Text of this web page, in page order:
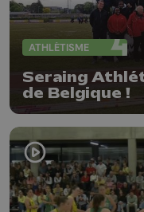
ATHLÉTISME
Seraing
de Belgique !